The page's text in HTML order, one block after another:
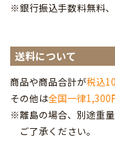
※銀行振込手数料無料、
送料について
商品や商品合計が税込
その他は全国一律1,300
※離島の場合、別途重
ご了承ください。